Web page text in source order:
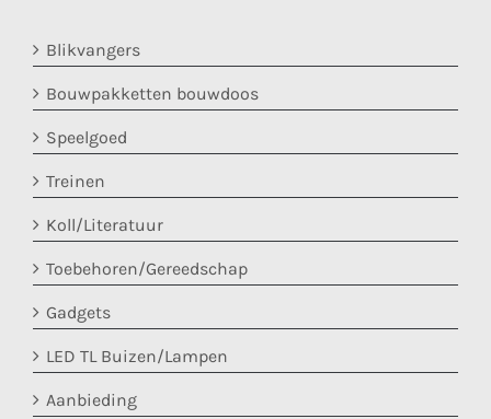
Blikvangers
Bouwpakketten bouwdoos
Speelgoed
Treinen
Koll/Literatuur
Toebehoren/Gereedschap
Gadgets
LED TL Buizen/Lampen
Aanbieding